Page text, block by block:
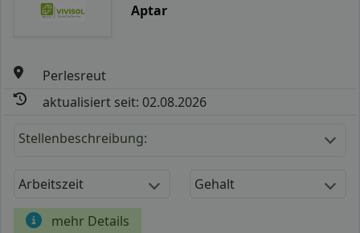
Aptar
Perlesreut
aktualisiert seit: 02.08.2026
Stellenbeschreibung:
Arbeitszeit Gehalt
mehr Details